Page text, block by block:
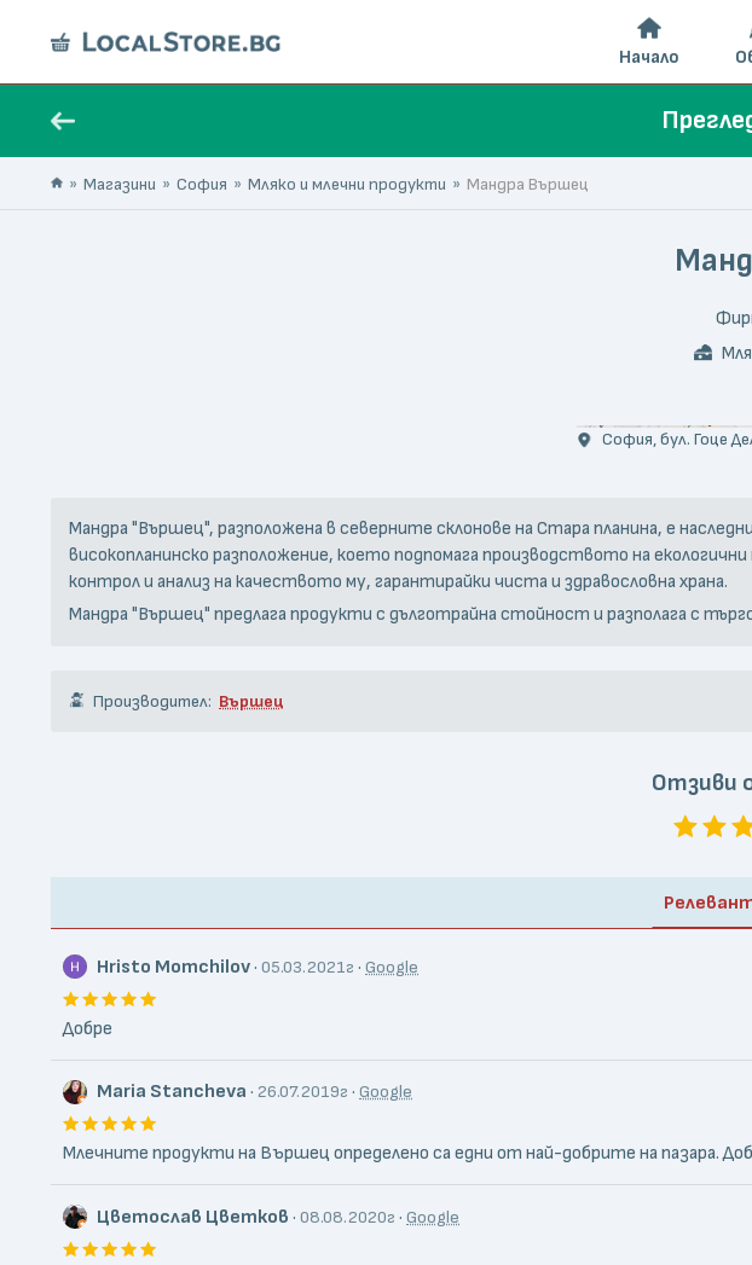
Магазини София Мляко и млечни продукти Мандра Вършец
София, бул. Гоце
Мандра "Вършец", разположена в северните склонове на Стара планина, е
високопланинско разположение, което подпомага производството на
контрол и анализ на качеството му, гарантирайки чиста и здравословна храна.
Мандра "Вършец" предлага продукти с дълготрайна стойност и разполага с
Производител: Вършец
Отзиви
Hristo Momchilov· 05.03.2021г · Google
Добре
Maria Stancheva · 26.07.2019г · Google
Млечните продукти на Вършец определено са едни от най-добрите на пазара.
Цветослав Цветков · 08.08.2020г · Google
Начало